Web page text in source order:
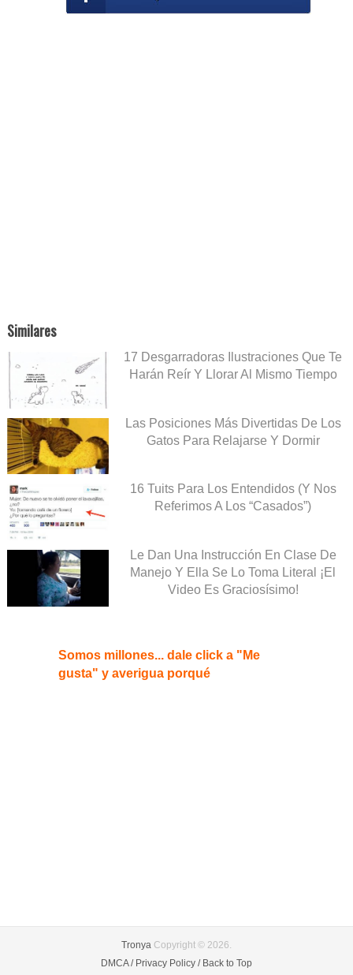
Similares
17 Desgarradoras Ilustraciones Que Te
Harán Reír Y Llorar Al Mismo Tiempo
Las Posiciones Más Divertidas De Los
Gatos Para Relajarse Y Dormir
16 Tuits Para Los Entendidos (Y Nos
Referimos A Los “Casados”)
Le Dan Una Instrucción En Clase De
Manejo Y Ella Se Lo Toma Literal ¡El
Video Es Graciosísimo!
Somos millones... dale click a "Me
gusta" y averigua porqué
TronyaCopyright © 2026.
DMCA / Privacy Policy / Back to Top